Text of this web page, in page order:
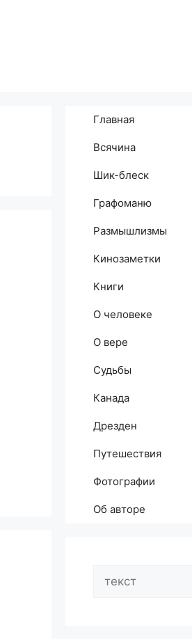
Главная
Всячина
Шик-блеск
Графоманю
Размышлизмы
Кинозаметки
Книги
О человеке
О вере
Судьбы
Канада
Дрезден
Путешествия
Фотографии
Об авторе